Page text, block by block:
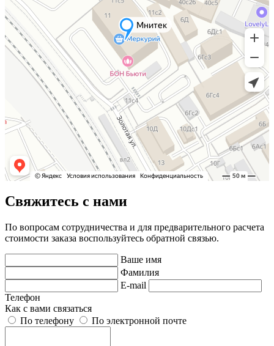
Свяжитесь с нами
По вопросам сотрудничества и для предварительного расчета
стоимости заказа воспользуйтесь обратной связью.
Ваше имя
Фамилия
E-mail
Телефон
Как с вами связаться
По телефону
По электронной почте